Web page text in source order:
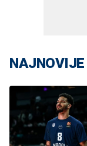
NAJNOVIJE